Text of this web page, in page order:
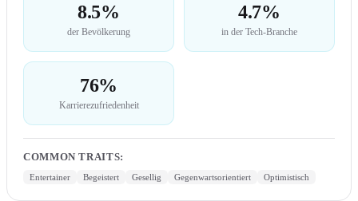
8.5%
der Bevölkerung
4.7%
in der Tech-Branche
76%
Karrierezufriedenheit
COMMON TRAITS:
Entertainer Begeistert Gesellig Gegenwartsorientiert Optimistisch